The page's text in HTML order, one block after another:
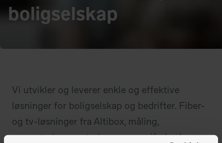
boligselskap
Vi utvikler og leverer enkle og effektive
løsninger for boligselskap og bedrifter. Fiber-
og tv-løsninger fra Altibox, måling,
rapportering og styring av energiforbruk og